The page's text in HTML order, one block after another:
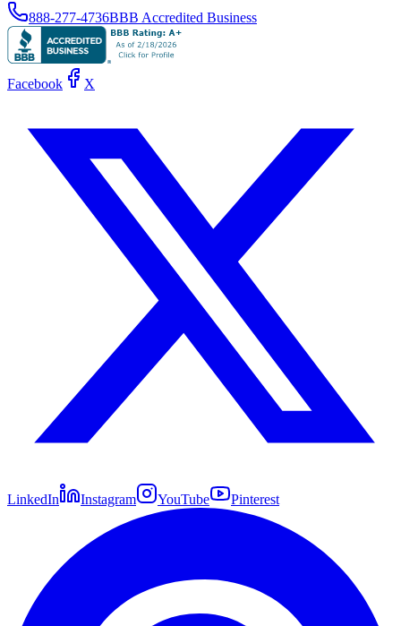
888-277-4736BBB Accredited Business
Facebook X
LinkedIn Instagram YouTube Pinterest